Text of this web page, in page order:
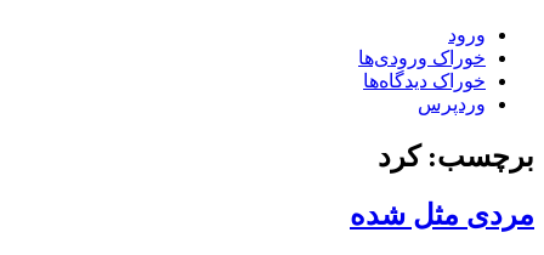
ورود
خوراک ورودی‌ها
خوراک دیدگاه‌ها
وردپرس
برچسب: کرد
مردی مثل شده‌